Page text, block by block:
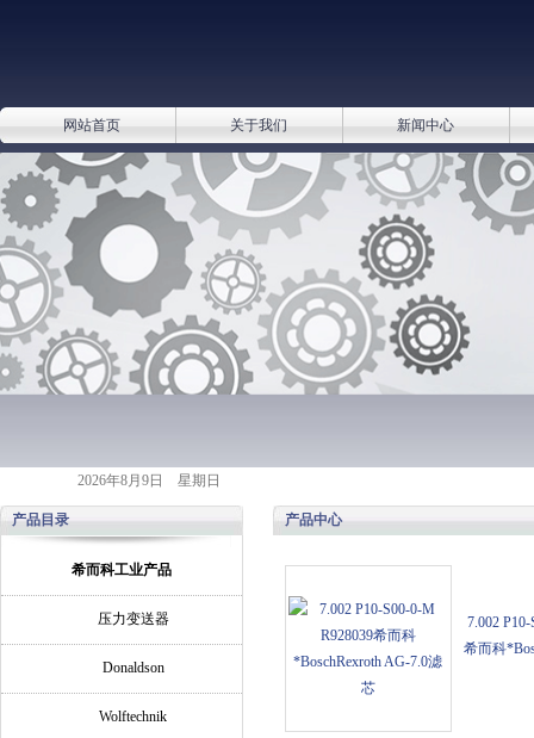
网站首页 关于我们 新闻中心
2026年8月9日 星期日
产品目录
希而科工业产品
压力变送器
Donaldson
Wolftechnik
产品中心
7.002
希而科